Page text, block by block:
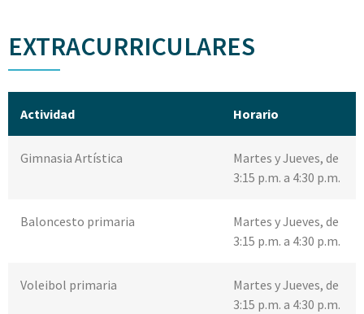
EXTRACURRICULARES
Actividad Horario
Gimnasia Artística
Martes y Jueves, de
3:15 p.m. a 4:30 p.m.
Baloncesto primaria
Martes y Jueves, de
3:15 p.m. a 4:30 p.m.
Voleibol primaria
Martes y Jueves, de
3:15 p.m. a 4:30 p.m.